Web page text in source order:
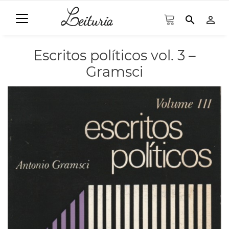
search person_outline
Escritos políticos vol. 3 –
Gramsci